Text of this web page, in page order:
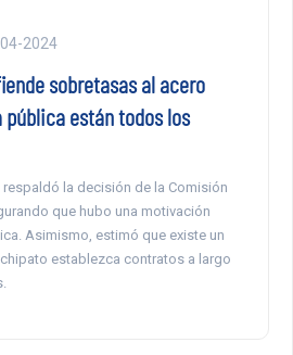
2024
sobretasas al acero
pública están todos los
respaldó la decisión de la Comisión
que hubo una motivación
Asimismo, estimó que existe un
establezca contratos a largo